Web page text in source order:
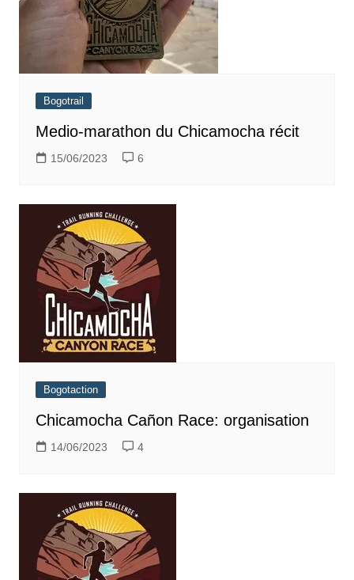
Bogotrail
Medio-marathon du Chicamocha récit
15/06/2023 6
Bogotaction
Chicamocha Cañon Race: organisation
14/06/2023 4